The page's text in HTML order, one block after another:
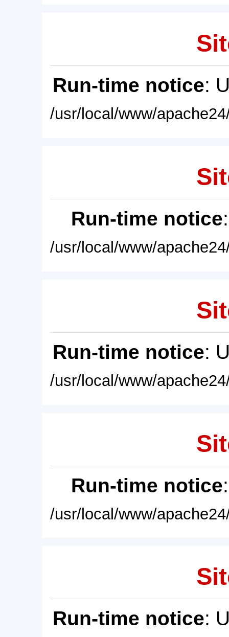
Run-time notice:
/usr/local/www/
Run-time notice
/usr/local/www/
Run-time notice:
/usr/local/www/
Run-time notice
/usr/local/www/
Run-time notice: